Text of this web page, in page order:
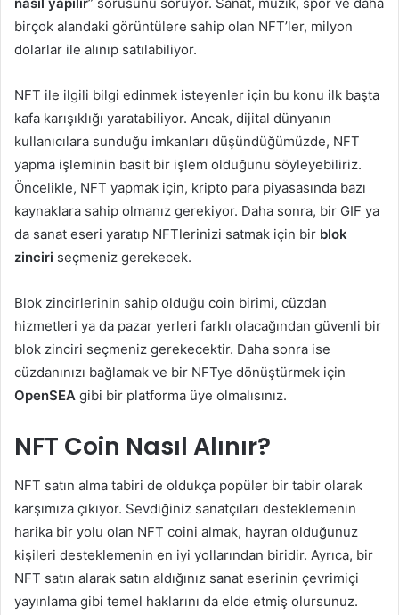
birçok alandaki görüntülere sahip olan NFT’ler, milyon
dolarlar ile alınıp satılabiliyor.
NFT ile ilgili bilgi edinmek isteyenler için bu konu ilk başta
kafa karışıklığı yaratabiliyor. Ancak, dijital dünyanın
kullanıcılara sunduğu imkanları düşündüğümüzde, NFT
yapma işleminin basit bir işlem olduğunu söyleyebiliriz.
Öncelikle, NFT yapmak için, kripto para piyasasında bazı
kaynaklara sahip olmanız gerekiyor. Daha sonra, bir GIF ya
da sanat eseri yaratıp NFTlerinizi satmak için bir blok
zinciri seçmeniz gerekecek.
Blok zincirlerinin sahip olduğu coin birimi, cüzdan
hizmetleri ya da pazar yerleri farklı olacağından güvenli bir
blok zinciri seçmeniz gerekecektir. Daha sonra ise
cüzdanınızı bağlamak ve bir NFTye dönüştürmek için
OpenSEA gibi bir platforma üye olmalısınız.
NFT Coin Nasıl Alınır?
NFT satın alma tabiri de oldukça popüler bir tabir olarak
karşımıza çıkıyor. Sevdiğiniz sanatçıları desteklemenin
harika bir yolu olan NFT coini almak, hayran olduğunuz
kişileri desteklemenin en iyi yollarından biridir. Ayrıca, bir
NFT satın alarak satın aldığınız sanat eserinin çevrimiçi
yayınlama gibi temel haklarını da elde etmiş olursunuz.